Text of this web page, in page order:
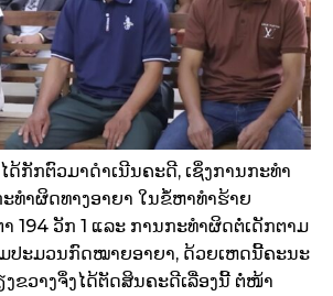
ດ້ກັກຕົວມາດຳເນີນຄະດີ, ເຊິ່ງການກະທຳ
ທຳຜິດທາງອາຍາ ໃນຂໍ້ຫາທຳຮ້າຍ
194 ວັກ 1 ແລະ ການກະທຳຜິດຕໍ່ເດັກຕາມ
ມປະມວນກົດໝາຍອາຍາ, ດ້ວຍເຫດນີ້ຄະນະ
ຂວາງຈຶ່ງໄດ້ຕັດສິນຄະດີເລື່ອງນີ້ ຕໍ່ໜ້າ